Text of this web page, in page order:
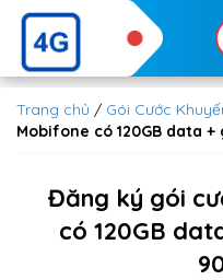
Trang chủ / Gói Cước
Mobifone có 120GB data
Đăng ký gói
có 120GB